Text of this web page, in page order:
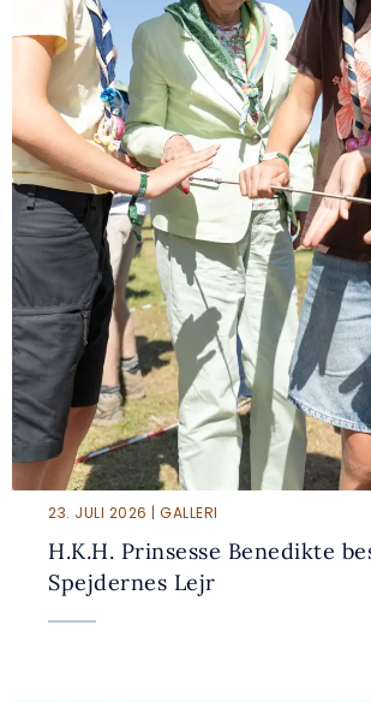
23. JULI 2026 | GALLERI
H.K.H. Prinsesse Benedikte
Spejdernes Lejr